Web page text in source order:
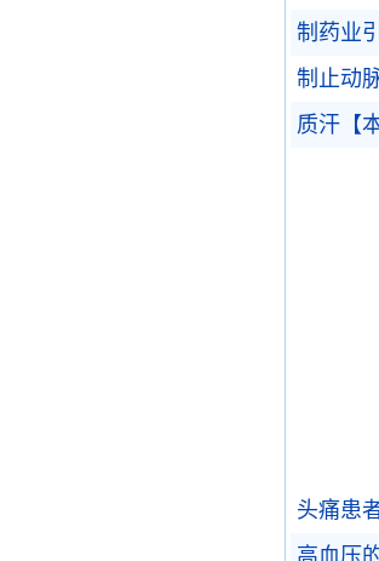
制药业
制止动
质汗【
头痛患
高血压